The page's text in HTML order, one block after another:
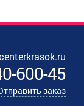
600-45
заказ